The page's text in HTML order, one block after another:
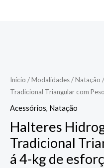
Início /Modalidades/Natação
Tradicional Triangular com
Acessórios, Natação
Halteres
Tradicional
á 4-kg de